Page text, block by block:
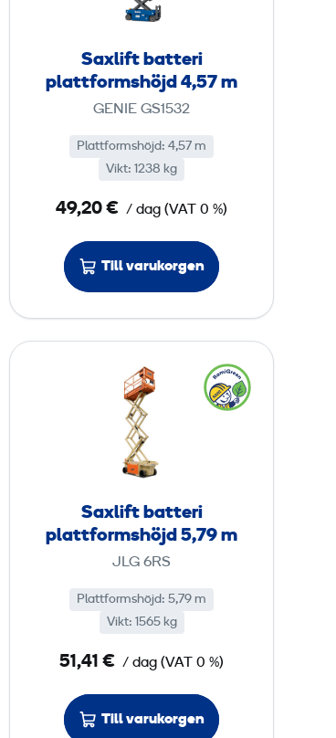
f
t
b
t
e
p
l
a
t
t
f
o
r
m
s
ö
j
d
,
7
m
Saxlift batteri
plattformshöjd 4,57 m
GENIE GS1532
Plattformshöjd: 4,57 m
Vikt: 1238 kg
49,20 € / dag (VAT 0 %)
Till varukorgen
a
x
l
i
f
t
b
t
e
p
l
Saxlift batteri
plattformshöjd 5,79 m
JLG 6RS
Plattformshöjd: 5,79 m
Vikt: 1565 kg
51,41 € / dag (VAT 0 %)
Till varukorgen